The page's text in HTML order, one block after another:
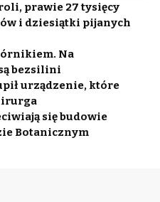
prawie 27 tysięcy
i dziesiątki pijanych
Na
bezsilini
urządzenie, które
się budowie
Botanicznym